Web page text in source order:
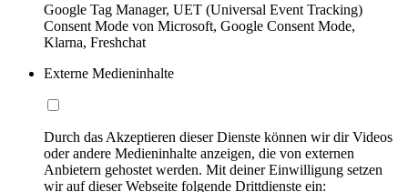
Google Tag Manager, UET (Universal Event Tracking)
Consent Mode von Microsoft, Google Consent Mode,
Klarna, Freshchat
Externe Medieninhalte
Durch das Akzeptieren dieser Dienste können wir dir Videos
oder andere Medieninhalte anzeigen, die von externen
Anbietern gehostet werden. Mit deiner Einwilligung setzen
wir auf dieser Webseite folgende Drittdienste ein: